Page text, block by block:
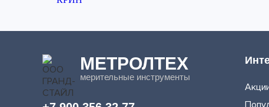
МЕТРОЛТЕХ
мерительные инструменты